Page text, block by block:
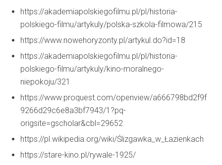
https://akademiapolskiegofilmu.pl/pl/historia-
polskiego-filmu/artykuly/polska-szkola-filmowa/215
https://www.nowehoryzonty.pl/artykul.do?id=18
https://akademiapolskiegofilmu.pl/pl/historia-
polskiego-filmu/artykuly/kino-moralnego-
niepokoju/321
https://www.proquest.com/openview/a666798bd2f9f
9266d29c6e8a3bf7943/1?pq-
origsite=gscholar&cbl=29652
https://pl.wikipedia.org/wiki/Ślizgawka_w_Łazienkach
https://stare-kino.pl/rywale-1925/